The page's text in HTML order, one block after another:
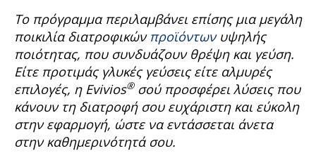
Το πρόγραμμα περιλαμβάνει επίσης μια μεγάλη
ποικιλία διατροφικών προϊόντωνυψηλής
ποιότητας, που συνδυάζουν θρέψη και γεύση.
Είτε προτιμάς γλυκές γεύσεις είτε αλμυρές
επιλογές, η Evivios®σού προσφέρει λύσεις που
κάνουν τη διατροφή σου ευχάριστη και εύκολη
στην εφαρμογή, ώστε να εντάσσεται άνετα
στην καθημερινότητά σου.